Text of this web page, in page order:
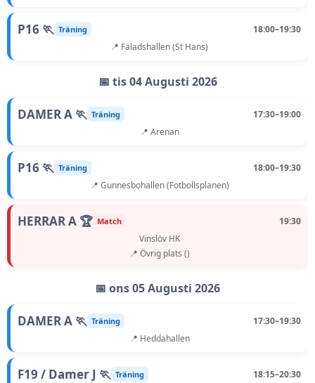
P16 🏃 Träning
18:00–19:30
📍 Fäladshallen (St Hans)
📅 tis 04 Augusti 2026
DAMER A 🏃 Träning
17:30–19:00
📍 Arenan
P16 🏃 Träning
18:00–19:30
📍 Gunnesbohallen (Fotbollsplanen)
HERRAR A 🏆 Match
19:30
Vinslöv HK
📍 Övrig plats ()
📅 ons 05 Augusti 2026
DAMER A 🏃 Träning
17:30–19:30
📍 Heddahallen
F19 / Damer J 🏃 Träning
18:15–20:30